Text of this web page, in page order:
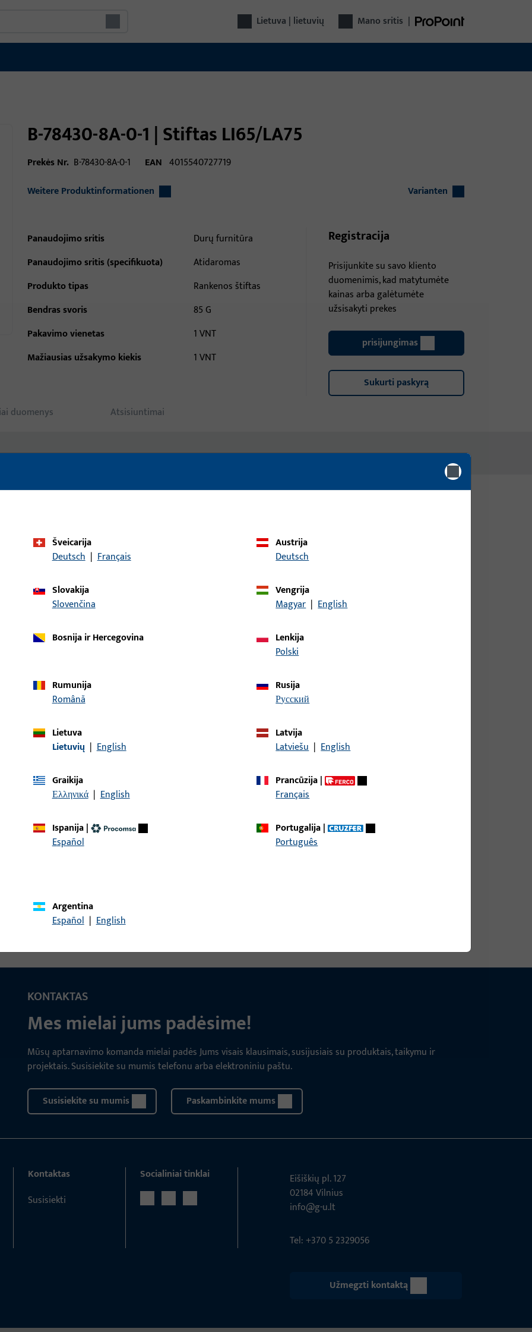
Lietuva | lietuvių Mano sritis |
B-78430-8A-0-1 | Stiftas LI65/LA75
Prekės Nr. B-78430-8A-0-1 EAN 4015540727719
Weitere Produktinformationen
Varianten
Panaudojimo sritis
Durų furnitūra
Panaudojimo sritis (specifikuota)
Atidaromas
Produkto tipas
Rankenos štiftas
Bendras svoris
85 G
Pakavimo vienetas
1 VNT
Mažiausias užsakymo kiekis
1 VNT
Registracija
Prisijunkite su savo kliento
duomenimis, kad matytumėte
kainas arba galėtumėte
užsisakyti prekes
prisijungimas
Sukurti paskyrą
duomenys Atsisiuntimai
štiftas LI30/LA60
Rankenos štiftas, bendras plotis 9 mm, bendras aukštis / gylis 9 mm
štiftas LI30/LA80 Rankenos štiftas, bendras plotis 9 mm, bendras aukštis / gylis 9 mm
LI30/LA85 Rankenos štiftas, bendras plotis 9 mm, bendras aukštis / gylis 9 mm
štiftas LI30/LA90 Rankenos štiftas, bendras plotis 9 mm, bendras aukštis / gylis 9 mm
KONTAKTAS
Mes mielai jums padėsime!
Mūsų aptarnavimo komanda mielai padės Jums visais klausimais, susijusiais su produktais, taikymu ir
projektais. Susisiekite su mumis telefonu arba elektroniniu paštu.
Susisiekite su mumis Paskambinkite mums
Šveicarija
Deutsch | Français
Austrija
Deutsch
Slovakija
Slovenčina
Vengrija
Magyar | English
Bosnija ir Hercegovina
Lenkija
Polski
Rumunija
Română
Rusija
русский
Lietuva
Lietuvių | English
Latvija
Latviešu | English
Graikija
Ελληνικά | English
Prancūzija|
Français
Ispanija|
Español
Portugalija|
Português
Argentina
Español | English
Kontaktas
Susisiekti
Socialiniai tinklai
Eišiškių pl. 127
02184 Vil­nius
info@g-u.lt
Tel: +370 5 2329056
Užmegzti kontaktą